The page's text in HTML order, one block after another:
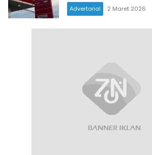
Advertorial 2 Maret 2026